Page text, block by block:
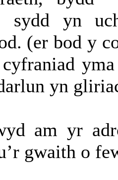
sydd yn
(er bod y
yn
am yr
gwaith o